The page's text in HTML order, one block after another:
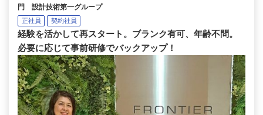
門 設計技術第一グループ
正社員 契約社員
経験を活かして再スタート。ブランク有可、年齢不問。
必要に応じて事前研修でバックアップ！